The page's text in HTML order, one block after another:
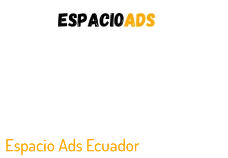
Espacio Ads Ecuador